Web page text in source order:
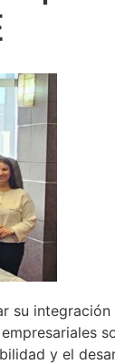
su integración
y el